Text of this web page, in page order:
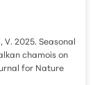
V. 2025. Seasonal
chamois on
for Nature